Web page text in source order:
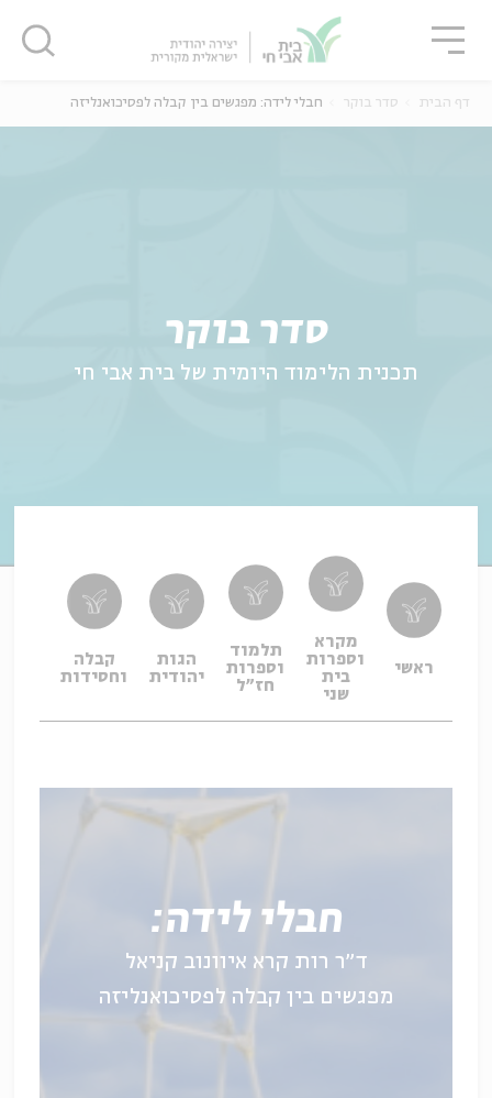
סדר בוקר
תכנית הלימוד היומית של בית אבי חי
דף הבית סדר בוקר חבלי לידה: מפגשים בין קבלה לפסיכואנליזה
ראשי
מקרא
וספרות
בית
שני
תלמוד
וספרות
חז"ל
הגות
יהודית
קבלה
וחסידות
חבלי לידה:
ד״ר רות קרא איוונוב קניאל
מפגשים בין קבלה לפסיכואנליזה
סגור